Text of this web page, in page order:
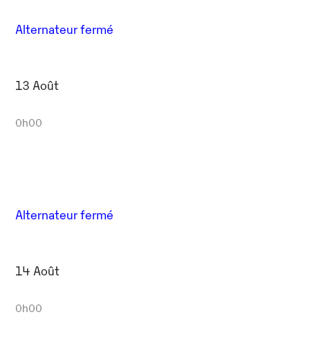
Alternateur fermé
13 Août
0h00
Alternateur fermé
14 Août
0h00